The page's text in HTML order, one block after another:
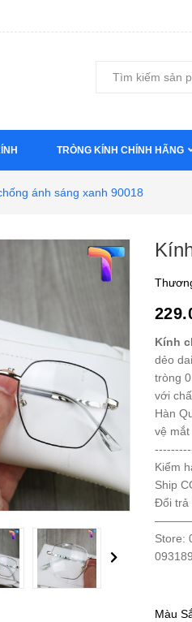
TRÒNG KÍNH CHÍNH HÃNG
ánh sáng xanh 90018
Next
Kính
dẻo
tròng
với
Hàn
vệ mắt
Kiểm
Ship
Đổi trả
Store:
Màu